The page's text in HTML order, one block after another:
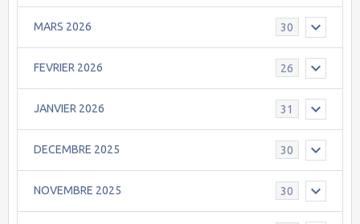
MARS 2026 30
FEVRIER 2026 26
JANVIER 2026 31
DECEMBRE 2025 30
NOVEMBRE 2025 30